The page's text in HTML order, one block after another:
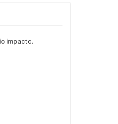
impacto.